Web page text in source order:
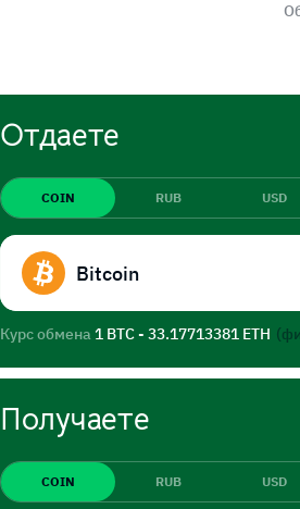
Отдаете
COIN RUB USD
Bitcoin
Курс обмена 1 BTC - 33.17713381 ETH
Получаете
COIN RUB USD